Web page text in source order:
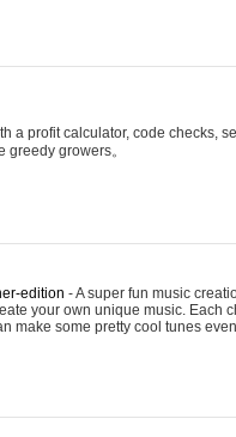
a profit calculator, code checks,
growers。
edition - A super fun music
your own unique music. Each
make some pretty cool tunes